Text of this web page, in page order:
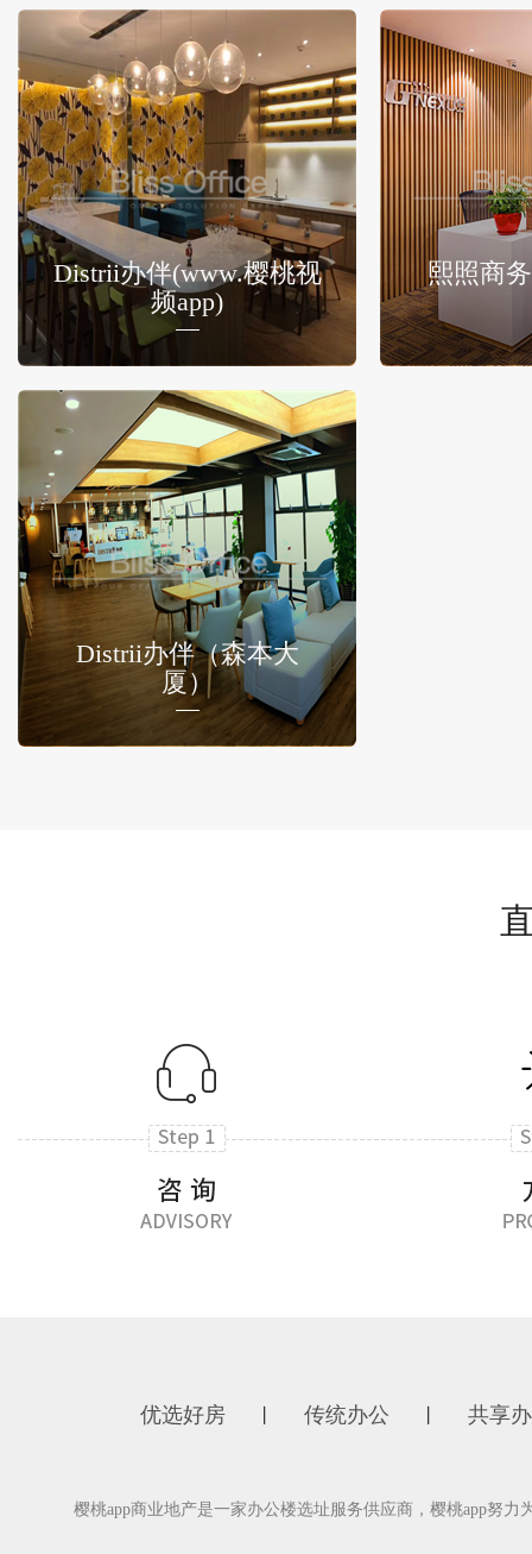
Distrii办伴(www.樱桃视
频app)
熙照商
Distrii办伴（森本大
厦）
优选好房 传统办公 共享
樱桃app商业地产是一家办公楼选址服务供应商，樱桃app努力